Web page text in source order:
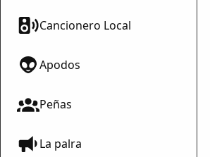
Cancionero Local
Apodos
Peñas
La palra